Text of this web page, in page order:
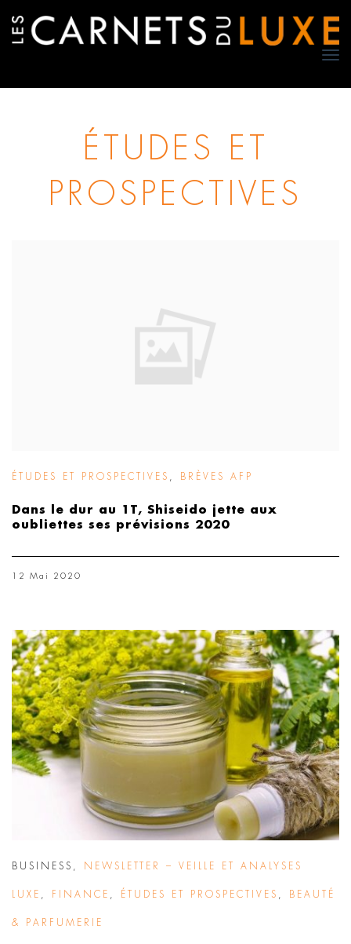
ÉTUDES ET
PROSPECTIVES
ÉTUDES ET PROSPECTIVES BRÈVES AFP
Dans le dur au 1T, Shiseido jette aux
oubliettes ses prévisions 2020
12 Mai 2020
BUSINESS NEWSLETTER – VEILLE ET ANALYSES
LUXE FINANCE ÉTUDES ET PROSPECTIVES BEAUTÉ
& PARFUMERIE